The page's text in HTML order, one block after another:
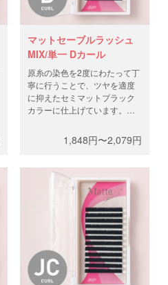
マットセーブルラッシュ
MIX/単一 Dカール
原糸の染色を2度にわたって丁
寧に行うことで、ツヤを適度
に抑えたセミマットブラック
カラーに仕上げています。自
品な仕上がりに。
太 さ：0.10/0.12/0.15/0.20mm
（8,9,13mm/1列、
10,11,12mm/3列）または、
本 数：12列（約4,400
本/0.10mm、約3,700
本/0.12mm、約3,200
本/0.15mm、約2,400
本/0.20mm）
1,848円〜2,079円